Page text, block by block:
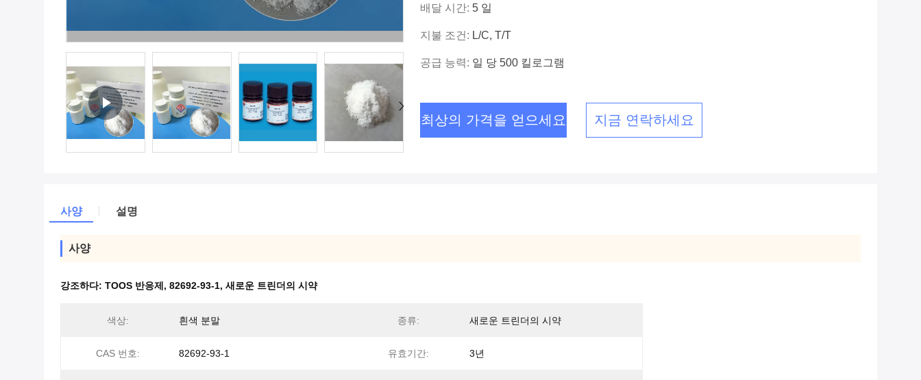
배달 시간: 5 일
지불 조건: L/C, T/T
공급 능력: 일 당 500 킬로그램
최상의 가격을 얻으세요 지금 연락하세요
사양 설명
사양
강조하다: TOOS 반응제 , 82692-93-1, 새로운 트린더의 시약
색상: 흰색 분말 종류: 새로운 트린더의 시약
CAS 번호: 82692-93-1 유효기간: 3년